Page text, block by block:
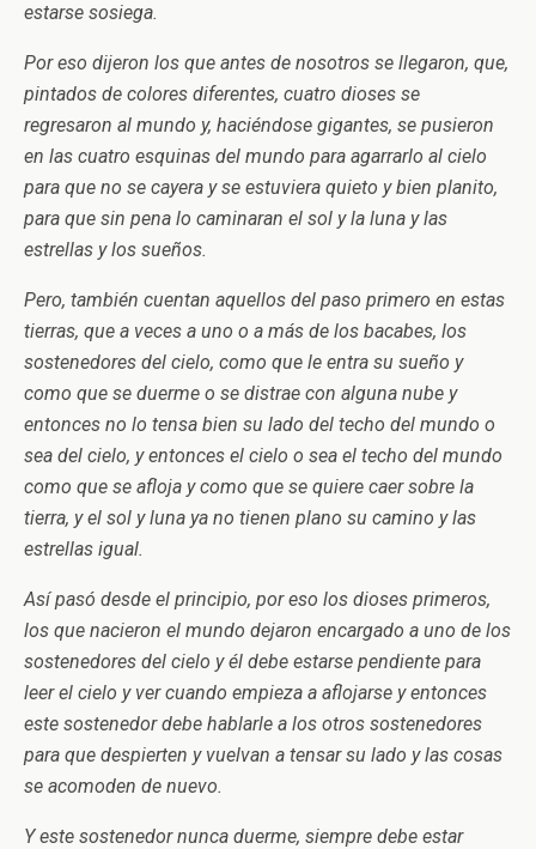
estarse sosiega.
Por eso dijeron los que antes de nosotros se llegaron, que,
pintados de colores diferentes, cuatro dioses se
regresaron al mundo y, haciéndose gigantes, se pusieron
en las cuatro esquinas del mundo para agarrarlo al cielo
para que no se cayera y se estuviera quieto y bien planito,
para que sin pena lo caminaran el sol y la luna y las
estrellas y los sueños.
Pero, también cuentan aquellos del paso primero en estas
tierras, que a veces a uno o a más de los bacabes, los
sostenedores del cielo, como que le entra su sueño y
como que se duerme o se distrae con alguna nube y
entonces no lo tensa bien su lado del techo del mundo o
sea del cielo, y entonces el cielo o sea el techo del mundo
como que se afloja y como que se quiere caer sobre la
tierra, y el sol y luna ya no tienen plano su camino y las
estrellas igual.
Así pasó desde el principio, por eso los dioses primeros,
los que nacieron el mundo dejaron encargado a uno de los
sostenedores del cielo y él debe estarse pendiente para
leer el cielo y ver cuando empieza a aflojarse y entonces
este sostenedor debe hablarle a los otros sostenedores
para que despierten y vuelvan a tensar su lado y las cosas
se acomoden de nuevo.
Y este sostenedor nunca duerme, siempre debe estar